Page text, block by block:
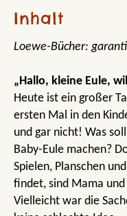
Inhalt
Loewe-Bücher:
„Hallo, kleine Eule,
Heute ist ein großer
ersten Mal in den
und gar nicht! Was
Baby-Eule machen?
Spielen, Planschen
findet, sind Mama und
Vielleicht war die